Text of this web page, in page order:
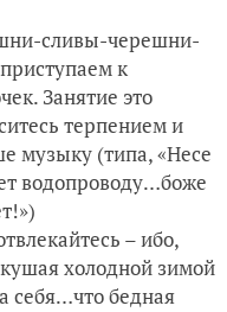
сливы-черешни-
к
Занятие это
терпением и
музыку (типа, «Несе
водопроводу…боже
– ибо,
холодной зимой
себя…что бедная